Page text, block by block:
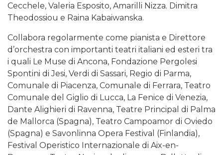
Cecchele, Valeria Esposito, Amarilli Nizza. Dimitra
Theodossiou e Raina Kabaiwanska.
Collabora regolarmente come pianista e Direttore
d’orchestra con importanti teatri italiani ed esteri tra
i quali Le Muse di Ancona, Fondazione Pergolesi
Spontini di Jesi, Verdi di Sassari, Regio di Parma,
Comunale di Piacenza, Comunale di Ferrara, Teatro
Comunale del Giglio di Lucca, La Fenice di Venezia,
Dante Alighieri di Ravenna, Teatre Principal di Palma
de Mallorca (Spagna), Teatro Campoamor di Oviedo
(Spagna) e Savonlinna Opera Festival (Finlandia),
Festival Operistico Internazionale di Aix-en-